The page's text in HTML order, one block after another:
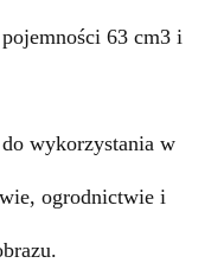
63 cm3 i
wykorzystania w
ogrodnictwie i